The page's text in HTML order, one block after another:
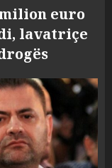
euro
lavatriçe